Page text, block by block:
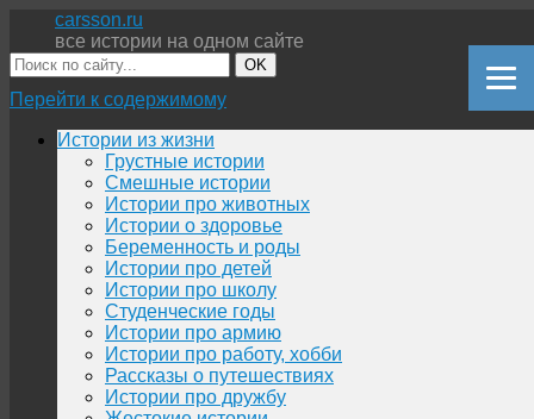
carsson.ru
все истории на одном сайте
OK
Перейти к содержимому
Истории из жизни
Грустные истории
Смешные истории
Истории про животных
Истории о здоровье
Беременность и роды
Истории про детей
Истории про школу
Студенческие годы
Истории про армию
Истории про работу, хобби
Рассказы о путешествиях
Истории про дружбу